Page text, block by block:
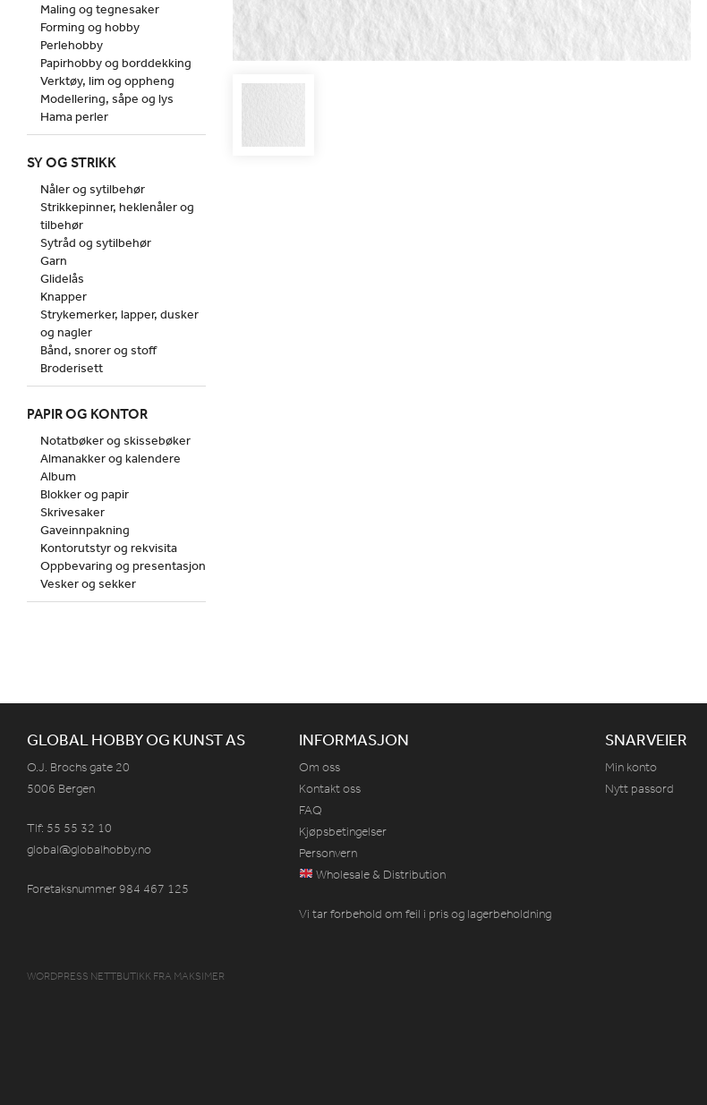
Maling og tegnesaker
Forming og hobby
Perlehobby
Papirhobby og borddekking
Verktøy, lim og oppheng
Modellering, såpe og lys
Hama perler
SY OG STRIKK
Nåler og sytilbehør
Strikkepinner, heklenåler og
tilbehør
Sytråd og sytilbehør
Garn
Glidelås
Knapper
Strykemerker, lapper, dusker
og nagler
Bånd, snorer og stoff
Broderisett
PAPIR OG KONTOR
Notatbøker og skissebøker
Almanakker og kalendere
Album
Blokker og papir
Skrivesaker
Gaveinnpakning
Kontorutstyr og rekvisita
Oppbevaring og presentasjon
Vesker og sekker
GLOBAL HOBBY OG KUNST AS
O.J. Brochs gate 20
5006 Bergen
Tlf: 55 55 32 10
global@globalhobby.no
Foretaksnummer 984 467 125
INFORMASJON
Om oss
Kontakt oss
FAQ
Kjøpsbetingelser
Personvern
Wholesale & Distribution
Vi tar forbehold om feil i pris og lagerbeholdning
SNARVEIER
Min konto
Nytt passord
WORDPRESS NETTBUTIKK FRA MAKSIMER